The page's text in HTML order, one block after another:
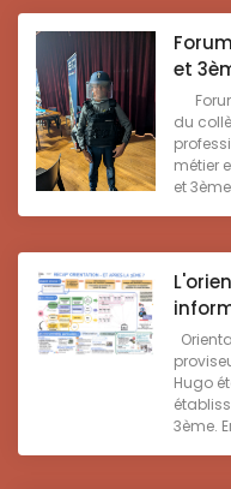
et
du
métier
et
Hugo
3ème.